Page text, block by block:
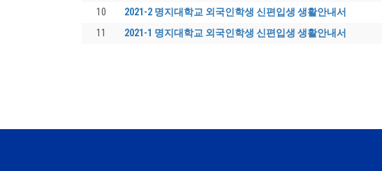
10
2021-2 명지대학교 외국인학생 신편입생 생활안내서
11
2021-1 명지대학교 외국인학생 신편입생 생활안내서